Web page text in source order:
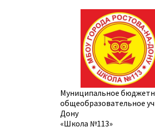
Муниципальное
общеобразовательное
Дону
«Школа №113»